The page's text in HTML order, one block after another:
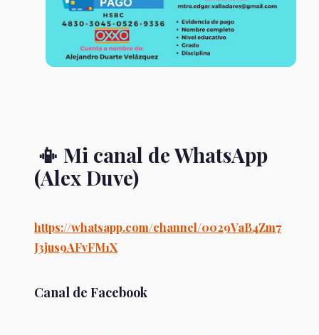
📳 Mi canal de WhatsApp
(Alex Duve)
https://whatsapp.com/channel/0029VaB4Zm7
J3jus9AFvFM1X
Canal de Facebook